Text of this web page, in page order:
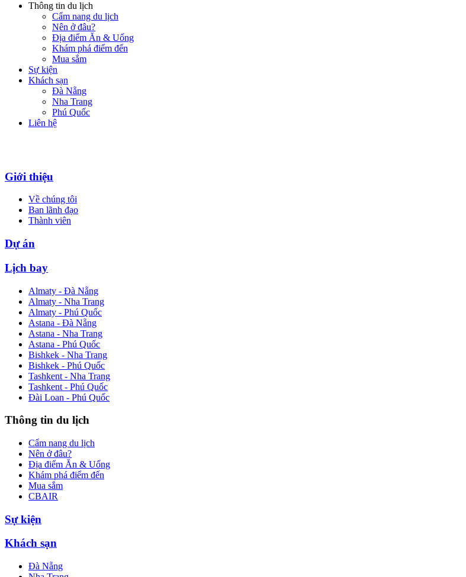
Thông tin du lịch
Cẩm nang du lịch
Nên ở đâu?
Địa điểm Ăn & Uống
Khám phá điểm đến
Mua sắm
Sự kiện
Khách sạn
Đà Nẵng
Nha Trang
Phú Quốc
Liên hệ
Giới thiệu
Về chúng tôi
Ban lãnh đạo
Thành viên
Dự án
Lịch bay
Almaty - Đà Nẵng
Almaty - Nha Trang
Almaty - Phú Quốc
Astana - Đà Nẵng
Astana - Nha Trang
Astana - Phú Quốc
Bishkek - Nha Trang
Bishkek - Phú Quốc
Tashkent - Nha Trang
Tashkent - Phú Quốc
Đài Loan - Phú Quốc
Thông tin du lịch
Cẩm nang du lịch
Nên ở đâu?
Địa điểm Ăn & Uống
Khám phá điểm đến
Mua sắm
CBAIR
Sự kiện
Khách sạn
Đà Nẵng